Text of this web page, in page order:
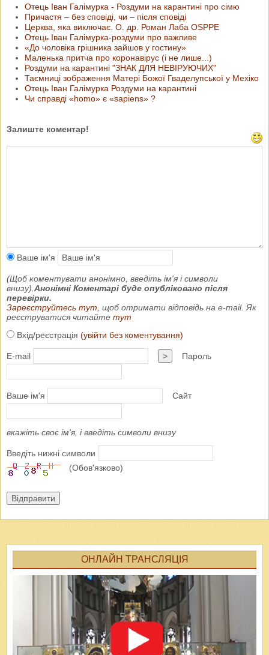
Отець Іван Галімурка - Роздуми на карантині про сімю
Причастя – без сповіді, чи – після сповіді
Церква, яка виключає. О. др. Роман Лаба OSPPE
Отець Іван Галімурка-роздуми про важливе
«До чоловіка грішника зайшов у гостину»
Маленька притча про коронавірус (і не лише...)
Роздуми на карантині " ЗНАК ДЛЯ НЕВІРУЮЧИХ"
Таємниці зображення Матері Божої Гваделупської у Мехіко
Отець Іван Галімурка Роздуми на карантині
Чи справді «homo» є «sapiens» ?
Залиште коментар!
Ваше ім'я
(Щоб коментувати анонімно, введіть ім'я і символи
внизу). Анонімні Коментарі буде опубліковано після
перевірки.
Зареєструйтесь тут , щоб отримати відповідь на e-mail. Як
реєструватися читайте тут
Вхід/реєстрація (увійти без коментування)
E-mail > Пароль
Ваше ім'я Сайт
вкажіть своє ім'я, і введіть символи внизу
Введіть нижні символи
(Обов'язково)
Відправити
ОНЛАЙН ТРАНСЛЯЦІЯ